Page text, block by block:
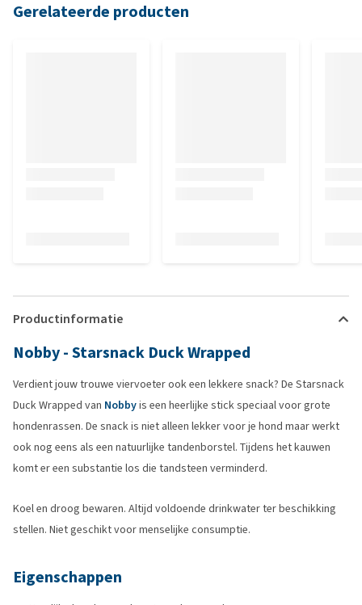
Gerelateerde producten
Productinformatie
Nobby - Starsnack Duck Wrapped
Verdient jouw trouwe viervoeter ook een lekkere snack? De Starsnack
Duck Wrapped van Nobbyis een heerlijke stick speciaal voor grote
hondenrassen. De snack is niet alleen lekker voor je hond maar werkt
ook nog eens als een natuurlijke tandenborstel. Tijdens het kauwen
komt er een substantie los die tandsteen verminderd.
Koel en droog bewaren. Altijd voldoende drinkwater ter beschikking
stellen. Niet geschikt voor menselijke consumptie.
Eigenschappen